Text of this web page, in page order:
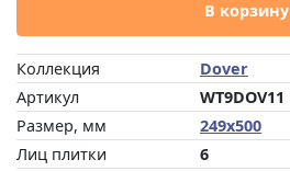
В корзину
Коллекция
Dover
Артикул
WT9DOV11
Размер, мм
249x500
Лиц плитки
6